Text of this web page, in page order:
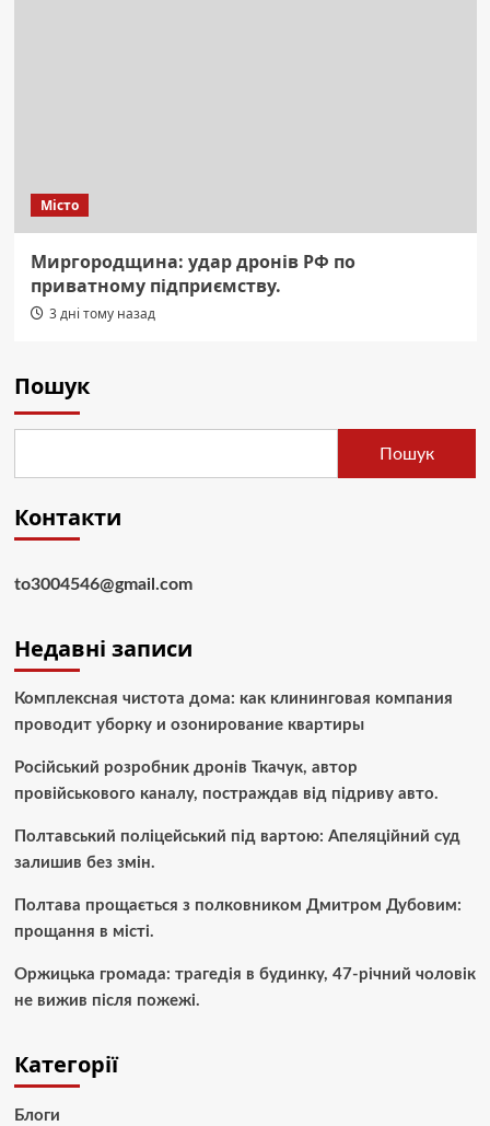
Місто
Миргородщина: удар дронів РФ по
приватному підприємству.
3 дні тому назад
Пошук
Пошук
Контакти
to3004546@gmail.com
Недавні записи
Комплексная чистота дома: как клининговая компания
проводит уборку и озонирование квартиры
Російський розробник дронів Ткачук, автор
провійськового каналу, постраждав від підриву авто.
Полтавський поліцейський під вартою: Апеляційний суд
залишив без змін.
Полтава прощається з полковником Дмитром Дубовим:
прощання в місті.
Оржицька громада: трагедія в будинку, 47-річний чоловік
не вижив після пожежі.
Категорії
Блоги